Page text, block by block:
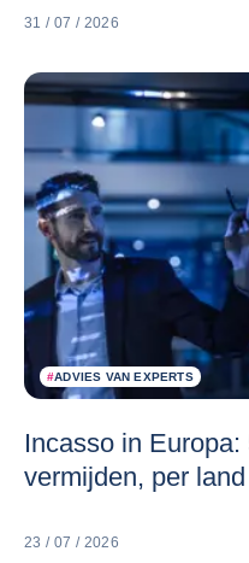
31 / 07 / 2026
#ADVIES VAN EXPERTS
Incasso in
vermijden, per land
23 / 07 / 2026